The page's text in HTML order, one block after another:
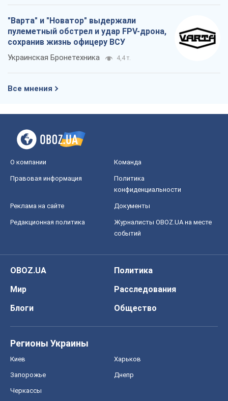
"Варта" и "Новатор" выдержали
пулеметный обстрел и удар FPV-дрона,
сохранив жизнь офицеру ВСУ
Украинская Бронетехника 4,4 т.
Все мнения
О компании Команда
Правовая информация
Политика
конфиденциальности
Реклама на сайте Документы
Редакционная политика
Журналисты OBOZ.UA на месте
событий
OBOZ.UA
Политика
Мир
Расследования
Блоги
Общество
Регионы Украины
Киев Харьков
Запорожье Днепр
Черкассы